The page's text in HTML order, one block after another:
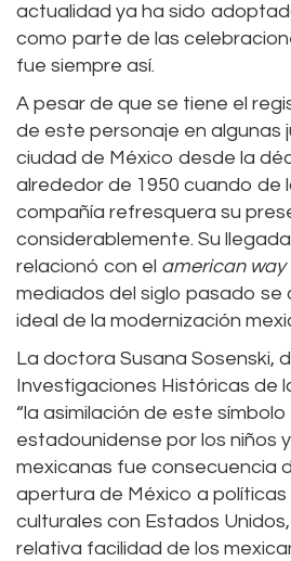
actualidad ya ha sido
como parte de las
fue siempre así.
A pesar de que se tiene el
de este personaje en algunas
ciudad de México desde la
alrededor de 1950 cuando de
compañía refresquera su
considerablemente. Su
relacionó con el american way
mediados del siglo pasado se
ideal de la modernización
La doctora Susana Sosenski,
Investigaciones Históricas de
“la asimilación de este símbolo
estadounidense por los niños
mexicanas fue consecuencia
apertura de México a
culturales con Estados
relativa facilidad de los